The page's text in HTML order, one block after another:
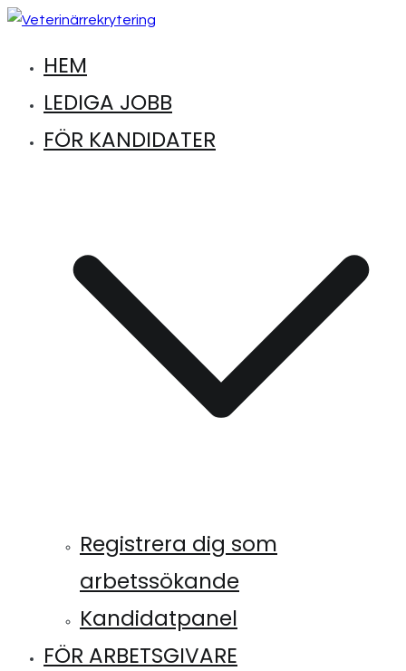
Hoppa
innehåll
Veterinärrekrytering
Hitta lediga jobb inom djursjukvård
HEM
LEDIGA JOBB
FÖR KANDIDATER
Registrera dig som
arbetssökande
Kandidatpanel
FÖR ARBETSGIVARE